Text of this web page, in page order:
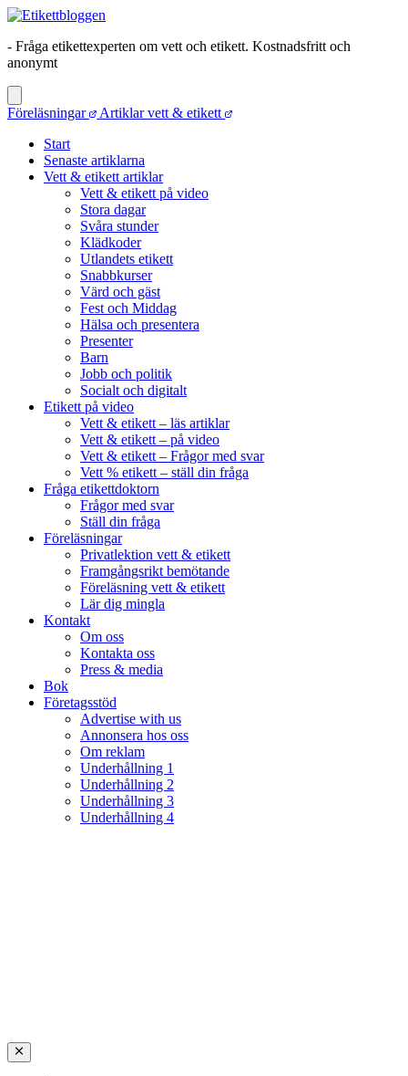
- Fråga etikettexperten om vett och etikett. Kostnadsfritt och
anonymt
Föreläsningar
Artiklar vett & etikett
Start
Senaste artiklarna
Vett & etikett artiklar
Vett & etikett på video
Stora dagar
Svåra stunder
Klädkoder
Utlandets etikett
Snabbkurser
Värd och gäst
Fest och Middag
Hälsa och presentera
Presenter
Barn
Jobb och politik
Socialt och digitalt
Etikett på video
Vett & etikett – läs artiklar
Vett & etikett – på video
Vett & etikett – Frågor med svar
Vett % etikett – ställ din fråga
Fråga etikettdoktorn
Frågor med svar
Ställ din fråga
Föreläsningar
Privatlektion vett & etikett
Framgångsrikt bemötande
Föreläsning vett & etikett
Lär dig mingla
Kontakt
Om oss
Kontakta oss
Press & media
Bok
Företagsstöd
Advertise with us
Annonsera hos oss
Om reklam
Underhållning 1
Underhållning 2
Underhållning 3
Underhållning 4